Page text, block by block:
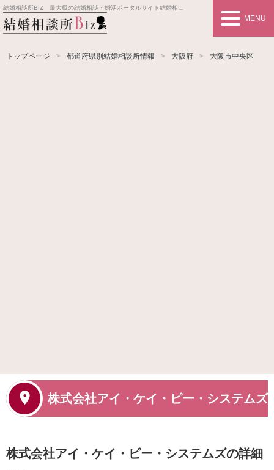
結婚相談所BIZ 最大級の結婚相談・婚活ポータルサイト結婚相談所事業者情報や婚活お見合いの悩み、対策を紹介します。
MENU
トップページ 都道府県別結婚相談所情報 大阪府 大阪市中央区
株式会社アイ・ケイ・ピー・システムズ
株式会社アイ・ケイ・ピー・システムズの詳細